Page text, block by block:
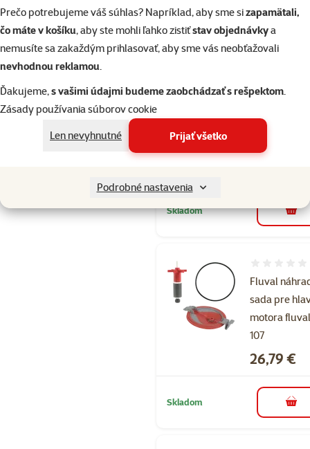
Prečo potrebujeme váš súhlas? Napríklad, aby sme sizapamätali,
čo máte v košíku, aby ste mohli ľahko zistiťstav objednávkya
nemusíte sa zakaždým prihlasovať, aby sme vás neobťažovali
nevhodnou reklamou.
Ďakujeme,s vašimi údajmi budeme zaobchádzať s rešpektom.
Zásady používania súborov cookie
Len nevyhnutné
Prijať všetko
Podrobné nastavenia
Fluval diel
adapter
Hodnotenie
Pôvodná cena
8,69 €
💥 Výpredaj
Skladom do
Fluval
sada pre
motora
107
Cena
26,79 €
Skladom do